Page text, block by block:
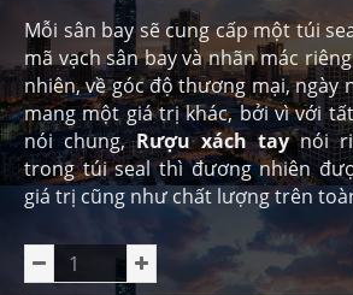
Mỗi sân bay sẽ cung cấp một túi
mã vạch sân bay và nhãn mác
nhiên, về góc độ thương mại, ngày
mang một giá trị khác, bởi vì với
nói chung,Rượu xách taynói
trong túi seal thì đương nhiên
giá trị cũng như chất lượng trên